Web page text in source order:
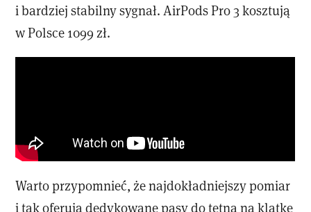
i bardziej stabilny sygnał. AirPods Pro 3 kosztują
w Polsce 1099 zł.
Warto przypomnieć, że najdokładniejszy pomiar
i tak oferują dedykowane pasy do tętna na klatkę